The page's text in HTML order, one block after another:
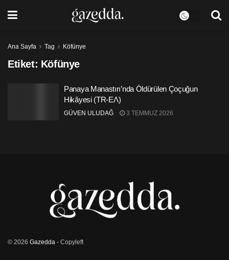
Ana Sayfa Tag Köfünye
Etiket: Köfünye
Panaya Manastırı’nda Öldürülen Çoçuğun
Hikâyesi (TR-ΕΛ)
GÜVEN ULUDAĞ 3 TEMMUZ 2026
© 2026 Gazedda - Copyleft